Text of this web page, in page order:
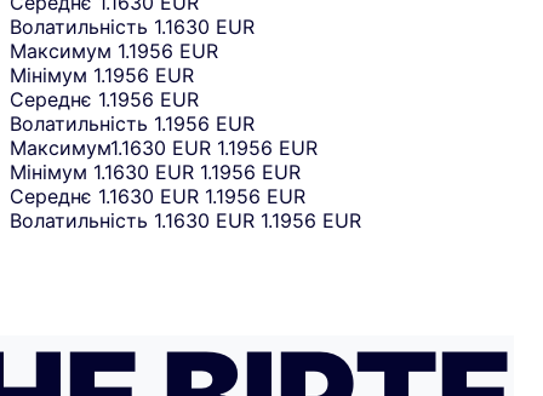
Волатильність 1.1630 EUR
Максимум 1.1956 EUR
Мінімум 1.1956 EUR
Середнє 1.1956 EUR
Волатильність 1.1956 EUR
Максимум1.1630 EUR 1.1956 EUR
Мінімум 1.1630 EUR 1.1956 EUR
Середнє 1.1630 EUR 1.1956 EUR
Волатильність 1.1630 EUR 1.1956 EUR